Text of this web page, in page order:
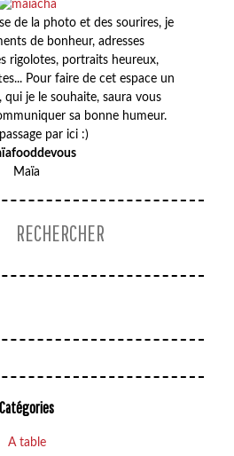
de la photo et des sourires, je
de bonheur, adresses
rigolotes, portraits heureux,
Pour faire de cet espace un
je le souhaite, saura vous
sa bonne humeur.
par ici :)
Maïa
Catégories
A table